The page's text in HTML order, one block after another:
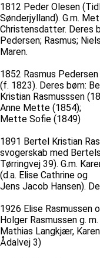
1812 Peder Olesen
Sønderjylland). G.m.
Christensdatter. Deres
Pedersen; Rasmus;
Maren.
1852 Rasmus
(f. 1823). Deres børn:
Kristian Rasmusssen
Anne Mette (1854);
Mette Sofie (1849)
1891 Bertel Kristian
svogerskab med
Tørringvej 39). G.m.
(d.a. Elise Cathrine og
Jens Jacob Hansen).
1926 Elise Rasmussen
Holger Rasmussen g.
Mathias Langkjær,
Ådalvej 3)